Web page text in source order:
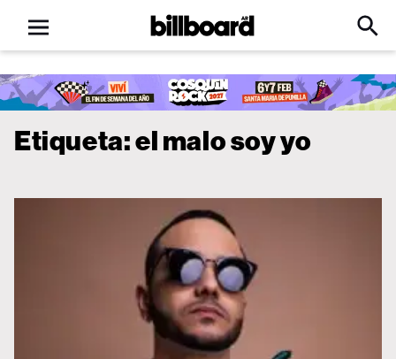
Open
menu
Billboard
Click
Input
Etiqueta:el malo soy yo